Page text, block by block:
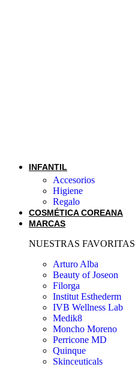
INFANTIL
Accesorios
Higiene
Regalo
COSMÉTICA COREANA
MARCAS
NUESTRAS FAVORITAS
Arturo Alba
Beauty of Joseon
Filorga
Institut Esthederm
IVB Wellness Lab
Medik8
Moncho Moreno
Perricone MD
Quinque
Skinceuticals